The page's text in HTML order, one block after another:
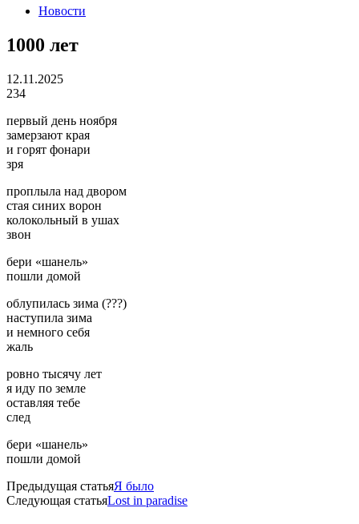
Новости
1000 лет
12.11.2025
234
первый день ноября
замерзают края
и горят фонари
зря
проплыла над двором
стая синих ворон
колокольный в ушах
звон
бери «шанель»
пошли домой
облупилась зима (???)
наступила зима
и немного себя
жаль
ровно тысячу лет
я иду по земле
оставляя тебе
след
бери «шанель»
пошли домой
Предыдущая статьяЯ было
Следующая статьяLost in paradise